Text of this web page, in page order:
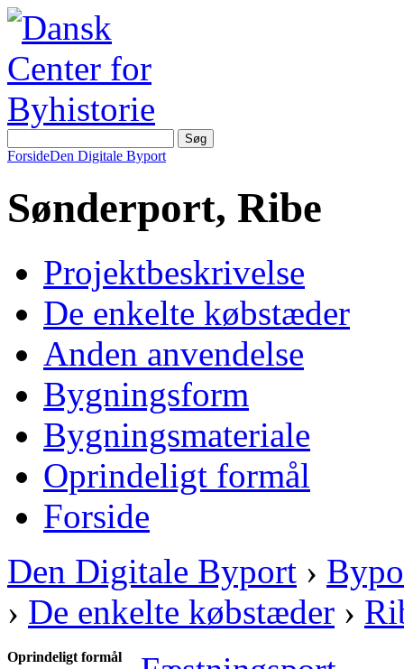
ForsideDen Digitale Byport
Sønderport, Ribe
Projektbeskrivelse
De enkelte købstæder
Anden anvendelse
Bygningsform
Bygningsmateriale
Oprindeligt formål
Forside
Den Digitale Byport ›
› De enkelte købstæder ›
Oprindeligt formål